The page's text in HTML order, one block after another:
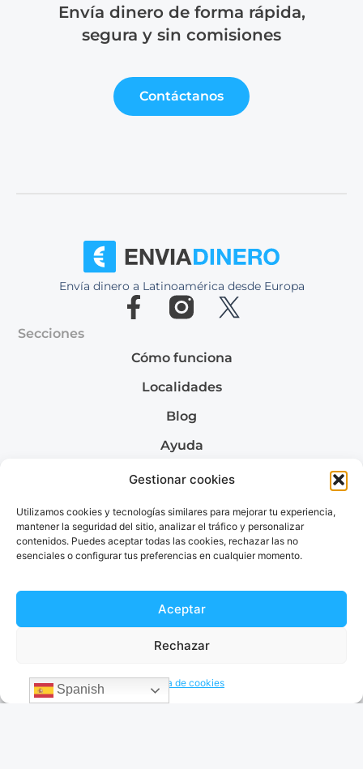
Gestionar cookies
Utilizamos cookies y tecnologías similares para mejorar tu experiencia,
mantener la seguridad del sitio, analizar el tráfico y personalizar
contenidos. Puedes aceptar todas las cookies, rechazar las no
esenciales o configurar tus preferencias en cualquier momento.
Aceptar
Rechazar
Política de cookies
Envía dinero de forma rápida,
segura y sin comisiones
Contáctanos
Envía dinero a
Envía dinero a Venezuela
Envía dinero a Argentina
Envía dinero a Latinoamérica desde Europa
Secciones
Cómo funciona
Localidades
Blog
Ayuda
Quiénes somos
Spanish